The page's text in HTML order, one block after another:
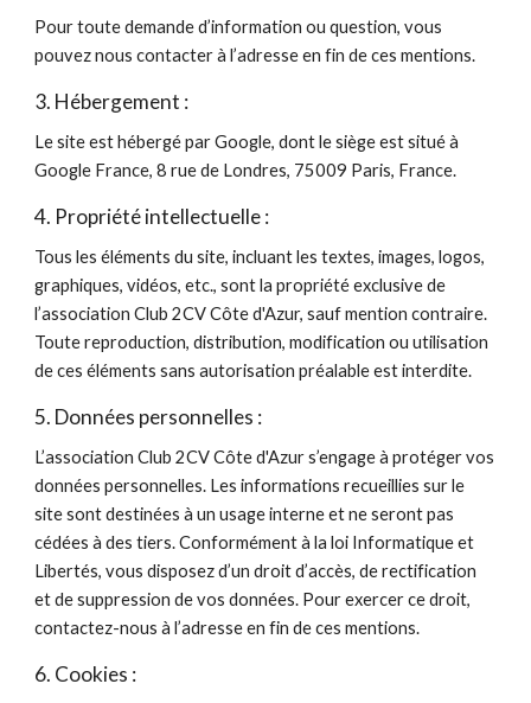
Pour toute demande d’information ou question, vous
pouvez nous contacter à l’adresse en fin de ces mentions.
3. Hébergement :
Le site est hébergé par Google, dont le siège est situé à
Google France, 8 rue de Londres, 75009 Paris, France.
4. Propriété intellectuelle :
Tous les éléments du site, incluant les textes, images, logos,
graphiques, vidéos, etc., sont la propriété exclusive de
l’association Club 2CV Côte d'Azur, sauf mention contraire.
Toute reproduction, distribution, modification ou utilisation
de ces éléments sans autorisation préalable est interdite.
5. Données personnelles :
L’association Club 2CV Côte d'Azur s’engage à protéger vos
données personnelles. Les informations recueillies sur le
site sont destinées à un usage interne et ne seront pas
cédées à des tiers. Conformément à la loi Informatique et
Libertés, vous disposez d’un droit d’accès, de rectification
et de suppression de vos données. Pour exercer ce droit,
contactez-nous à l’adresse en fin de ces mentions.
6. Cookies :